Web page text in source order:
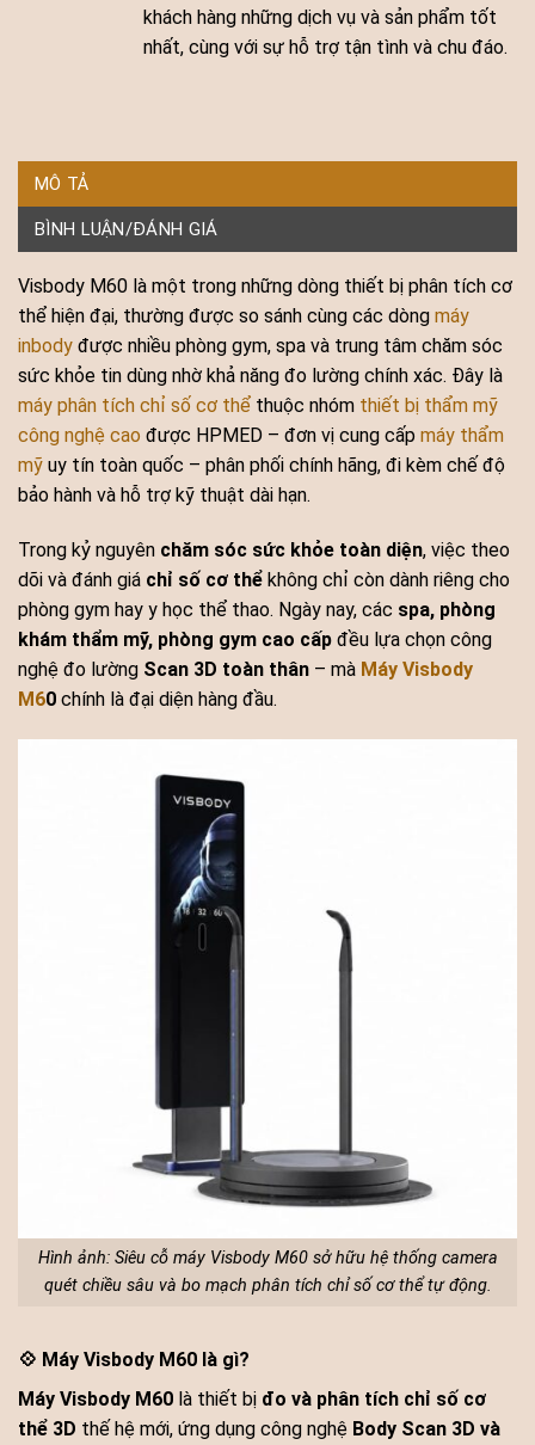
khách hàng những dịch vụ và sản phẩm tốt
nhất, cùng với sự hỗ trợ tận tình và chu đáo.
MÔ TẢ
BÌNH LUẬN/ĐÁNH GIÁ
Visbody M60 là một trong những dòng thiết bị phân tích cơ
thể hiện đại, thường được so sánh cùng các dòng máy
inbody được nhiều phòng gym, spa và trung tâm chăm sóc
sức khỏe tin dùng nhờ khả năng đo lường chính xác. Đây là
máy phân tích chỉ số cơ thể thuộc nhóm thiết bị thẩm mỹ
công nghệ cao được HPMED – đơn vị cung cấp máy thẩm
mỹ uy tín toàn quốc – phân phối chính hãng, đi kèm chế độ
bảo hành và hỗ trợ kỹ thuật dài hạn.
Trong kỷ nguyên chăm sóc sức khỏe toàn diện, việc theo
dõi và đánh giá chỉ số cơ thể không chỉ còn dành riêng cho
phòng gym hay y học thể thao. Ngày nay, các spa, phòng
khám thẩm mỹ, phòng gym cao cấp đều lựa chọn công
nghệ đo lường Scan 3D toàn thân – mà Máy Visbody
M60 chính là đại diện hàng đầu.
Hình ảnh: Siêu cỗ máy Visbody M60 sở hữu hệ thống camera
quét chiều sâu và bo mạch phân tích chỉ số cơ thể tự động.
💠 Máy Visbody M60 là gì?
Máy Visbody M60 là thiết bị đo và phân tích chỉ số cơ
thể 3D thế hệ mới, ứng dụng công nghệ Body Scan 3D và